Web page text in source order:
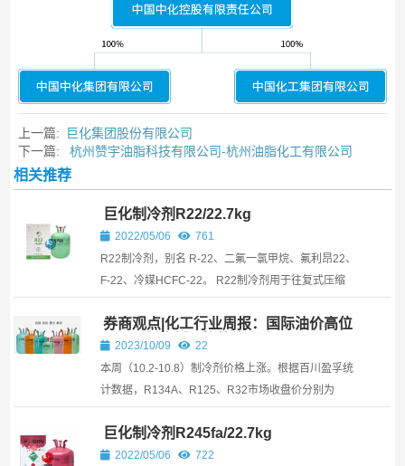
上一篇:
巨化集团股份有限公司
下一篇:
杭州赞宇油脂科技有限公司-杭州油脂化工有限公司
相关推荐
巨化制冷剂R22/22.7kg
2022/05/06
761
R22制冷剂，别名 R-22、二氟一氯甲烷、氟利昂22、
F-22、冷媒HCFC-22。 R22制冷剂用于往复式压缩
器、除湿机、冷干机、冷库、食品冷冻设备、船用制冷
设备、工业制冷、商业制冷，冷水机、冷冻冷凝机组、
超市陈列展示柜等制冷设备等；R22也大量用作聚四氟
乙烯树脂的原料和气体灭火剂R1211的中间体，以及用
于聚合物（塑料）物理发泡剂。还可用来作杀虫剂和喷
漆的气雾喷射剂，是生产各种含氟高分子化合物的基本
原料。
券商观点|化工行业周报：国际油价高位
回调，制冷剂价格整体上涨
2023/10/09
22
本周（10.2-10.8）制冷剂价格上涨。根据百川盈孚统
计数据，R134A、R125、R32市场收盘价分别为
别为2.15%、3.52%、4.88%。原料端，氢氟酸及三氯
乙烯价格持续攀升，液氯价格高位运行，二氯甲烷略有
巨化制冷剂R245fa/22.7kg
2022/05/06
722